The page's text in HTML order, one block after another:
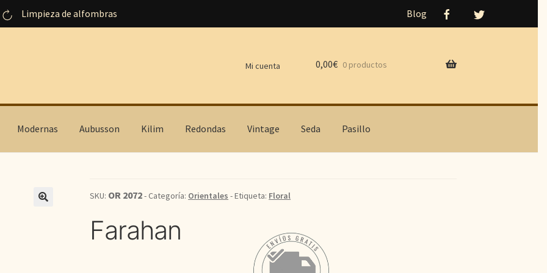
Limpieza de alfombras Blog
Mi cuenta
Modernas Aubusson Kilim Redondas Vintage Seda Pasillo
0,00€ 0 productos
SKU: OR 2072- Categoría: Orientales - Etiqueta: Floral
Farahan